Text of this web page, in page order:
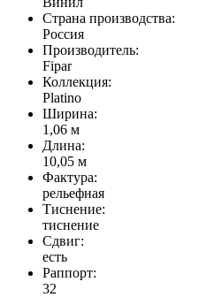
Страна производства:
Россия
Производитель:
Fipar
Коллекция:
Platino
Ширина:
1,06 м
Длина:
10,05 м
Фактура:
рельефная
Тиcнение:
тиснение
Сдвиг:
есть
Раппорт:
32